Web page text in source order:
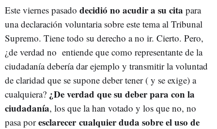
Este viernes pasado decidió no acudir a su cita para
una declaración voluntaria sobre este tema al Tribunal
Supremo. Tiene todo su derecho a no ir. Cierto. Pero,
¿de verdad no entiende que como representante de la
ciudadanía debería dar ejemplo y transmitir la voluntad
de claridad que se supone deber tener ( y se exige) a
cualquiera? ¿De verdad que su deber para con la
ciudadanía, los que la han votado y los que no, no
pasa poresclarecer cualquier duda sobre el uso de